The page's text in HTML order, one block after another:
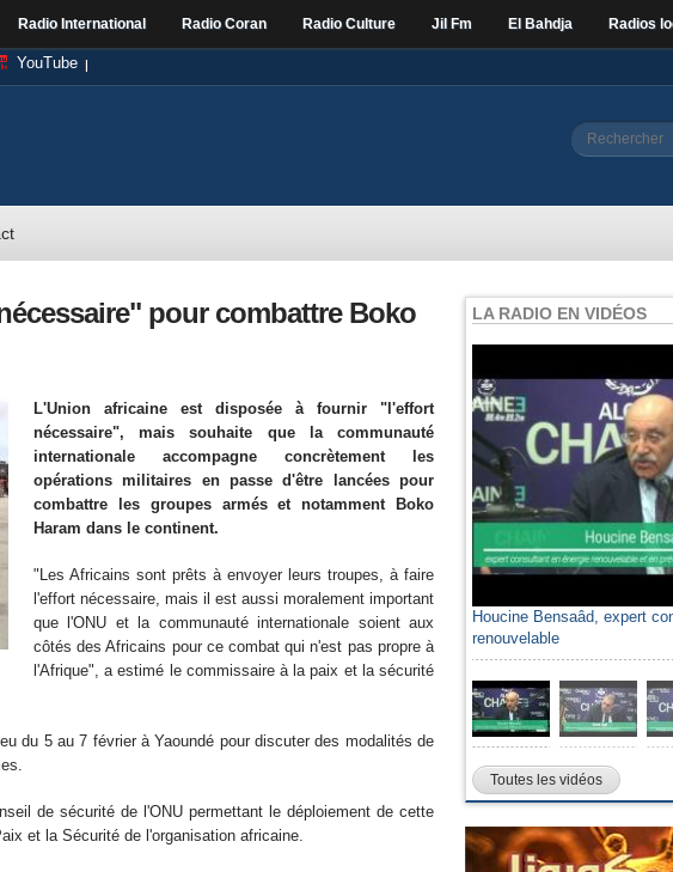
Radio International Radio Coran Radio Culture Jil Fm El Bahdja Radios
YouTube
Rechercher
pour combattre Boko
L'Union africaine est disposée à fournir "l'effort
nécessaire", mais souhaite que la communauté
internationale accompagne concrètement les
opérations militaires en passe d'être lancées pour
combattre les groupes armés et notamment Boko
Haram dans le continent.
"Les Africains sont prêts à envoyer leurs troupes, à faire
l'effort nécessaire, mais il est aussi moralement important
que l'ONU et la communauté internationale soient aux
côtés des Africains pour ce combat qui n'est pas propre à
l'Afrique", a estimé le commissaire à la paix et la sécurité
du 5 au 7 février à Yaoundé pour discuter des modalités de
de sécurité de l'ONU permettant le déploiement de cette
et la Sécurité de l'organisation africaine.
LA RADIO EN VIDÉOS
Houcine Bensaâd, expert
renouvelable
Toutes les vidéos